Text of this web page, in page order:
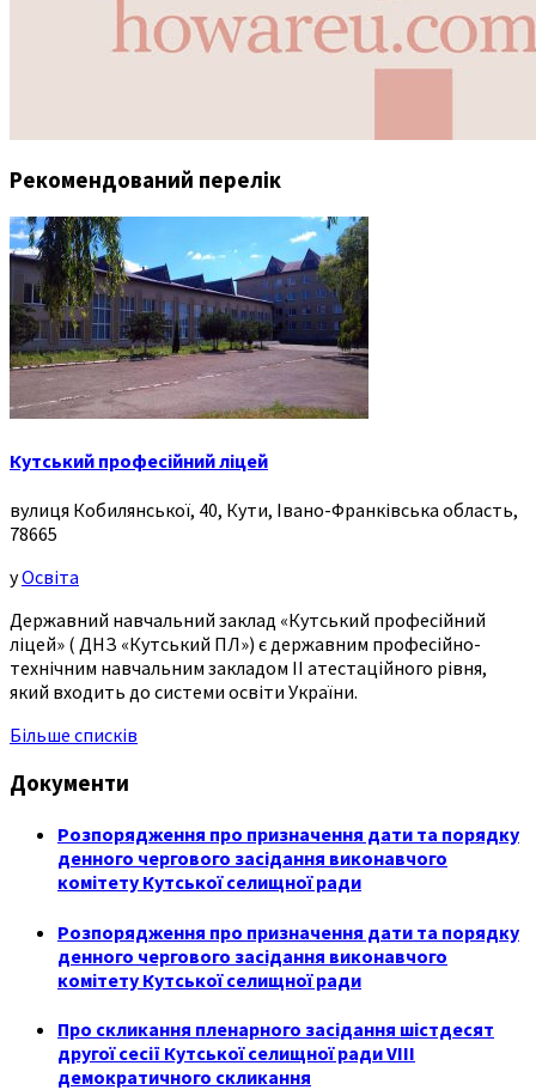
Рекомендований перелік
Кутський професійний ліцей
вулиця Кобилянської, 40, Кути, Івано-Франківська область,
78665
уОсвіта
Державний навчальний заклад «Кутський професійний
ліцей» ( ДНЗ «Кутський ПЛ») є державним професійно-
технічним навчальним закладом ІІ атестаційного рівня,
який входить до системи освіти України.
Більше списків
Документи
Розпорядження про призначення дати та порядку
денного чергового засідання виконавчого
комітету Кутської селищної ради
Розпорядження про призначення дати та порядку
денного чергового засідання виконавчого
комітету Кутської селищної ради
Про скликання пленарного засідання шістдесят
другої сесії Кутської селищної ради VIII
демократичного скликання